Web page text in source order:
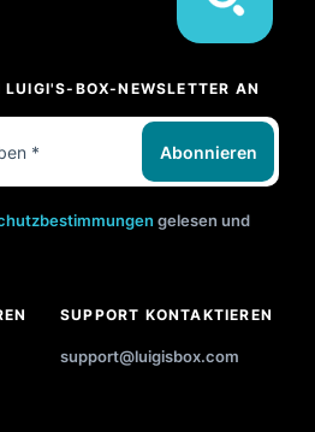
BOX-NEWSLETTER AN
Abonnieren
gelesen und
SUPPORT KONTAKTIEREN
support@luigisbox.com